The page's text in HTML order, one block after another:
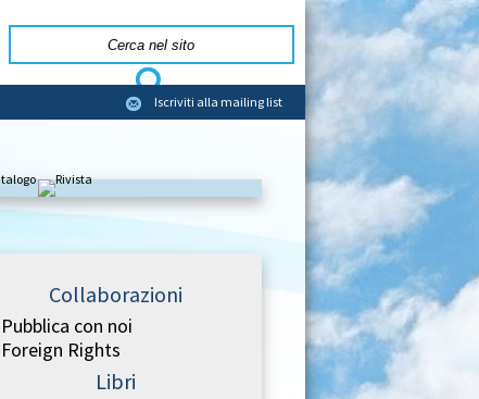
Iscriviti alla mailing list
Collaborazioni
Pubblica con noi
Foreign Rights
Libri